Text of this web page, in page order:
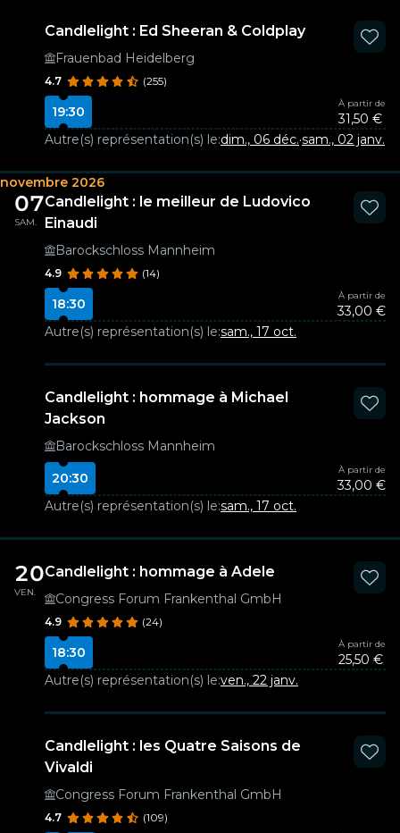
Candlelight : Ed Sheeran & Coldplay
Frauenbad Heidelberg
4.7 (255)
19:30
À partir de
31,50 €
Autre(s) représentation(s) le:dim., 06 déc.·sam., 02 janv.
novembre 2026
07
SAM.
Candlelight : le meilleur de Ludovico
Einaudi
Barockschloss Mannheim
4.9 (14)
18:30
À partir de
33,00 €
Autre(s) représentation(s) le:sam., 17 oct.
Candlelight : hommage à Michael
Jackson
Barockschloss Mannheim
20:30
À partir de
33,00 €
Autre(s) représentation(s) le:sam., 17 oct.
20
VEN.
Candlelight : hommage à Adele
Congress Forum Frankenthal GmbH
4.9 (24)
18:30
À partir de
25,50 €
Autre(s) représentation(s) le:ven., 22 janv.
Candlelight : les Quatre Saisons de
Vivaldi
Congress Forum Frankenthal GmbH
4.7 (109)